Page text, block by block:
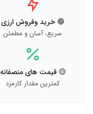
🔵 خرید وفروش ارزی
سریع، آسان و مطمئن
🟡 قیمت های منصفانه
کمترین مقدار کارمزد